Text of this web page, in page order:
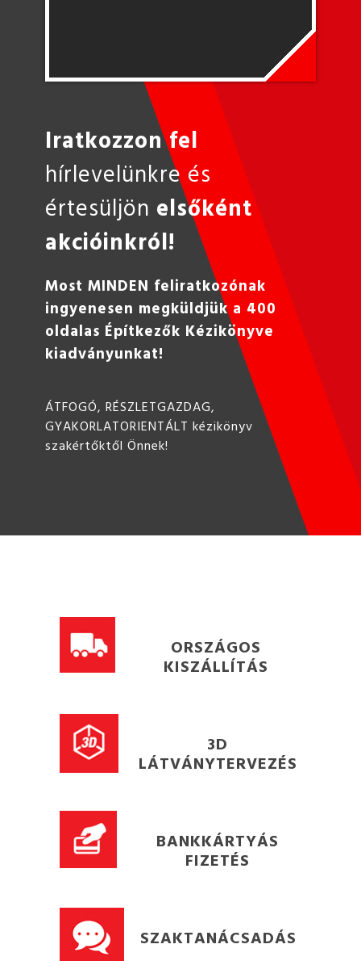
Iratkozzon fel
hírlevelünkre és
értesüljön elsőként
akcióinkról!
Most MINDEN feliratkozónak
ingyenesen megküldjük a 400
oldalas Építkezők Kézikönyve
kiadványunkat!
ÁTFOGÓ, RÉSZLETGAZDAG,
GYAKORLATORIENTÁLT kézikönyv
szakértőktől Önnek!
ORSZÁGOS
KISZÁLLÍTÁS
3D
LÁTVÁNYTERVEZÉS
BANKKÁRTYÁS
FIZETÉS
SZAKTANÁCSADÁS